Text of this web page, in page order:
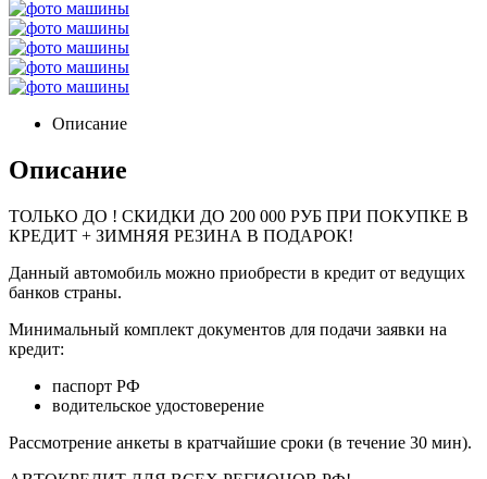
Описание
Описание
ТОЛЬКО ДО ! СКИДКИ ДО 200 000 РУБ ПРИ ПОКУПКЕ В
КРЕДИТ + ЗИМНЯЯ РЕЗИНА В ПОДАРОК!
Данный автомобиль можно приобрести в кредит от ведущих
банков страны.
Минимальный комплект документов для подачи заявки на
кредит:
паспорт РФ
водительское удостоверение
Рассмотрение анкеты в кратчайшие сроки (в течение 30 мин).